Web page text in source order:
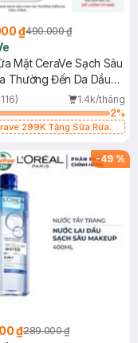
₫490.000 ₫
Mặt CeraVe Sạch Sâu
Thường Đến Da Dầu
1.4k/tháng
2%
299K Tặng Sữa Rửa
-49 %
₫289.000 ₫